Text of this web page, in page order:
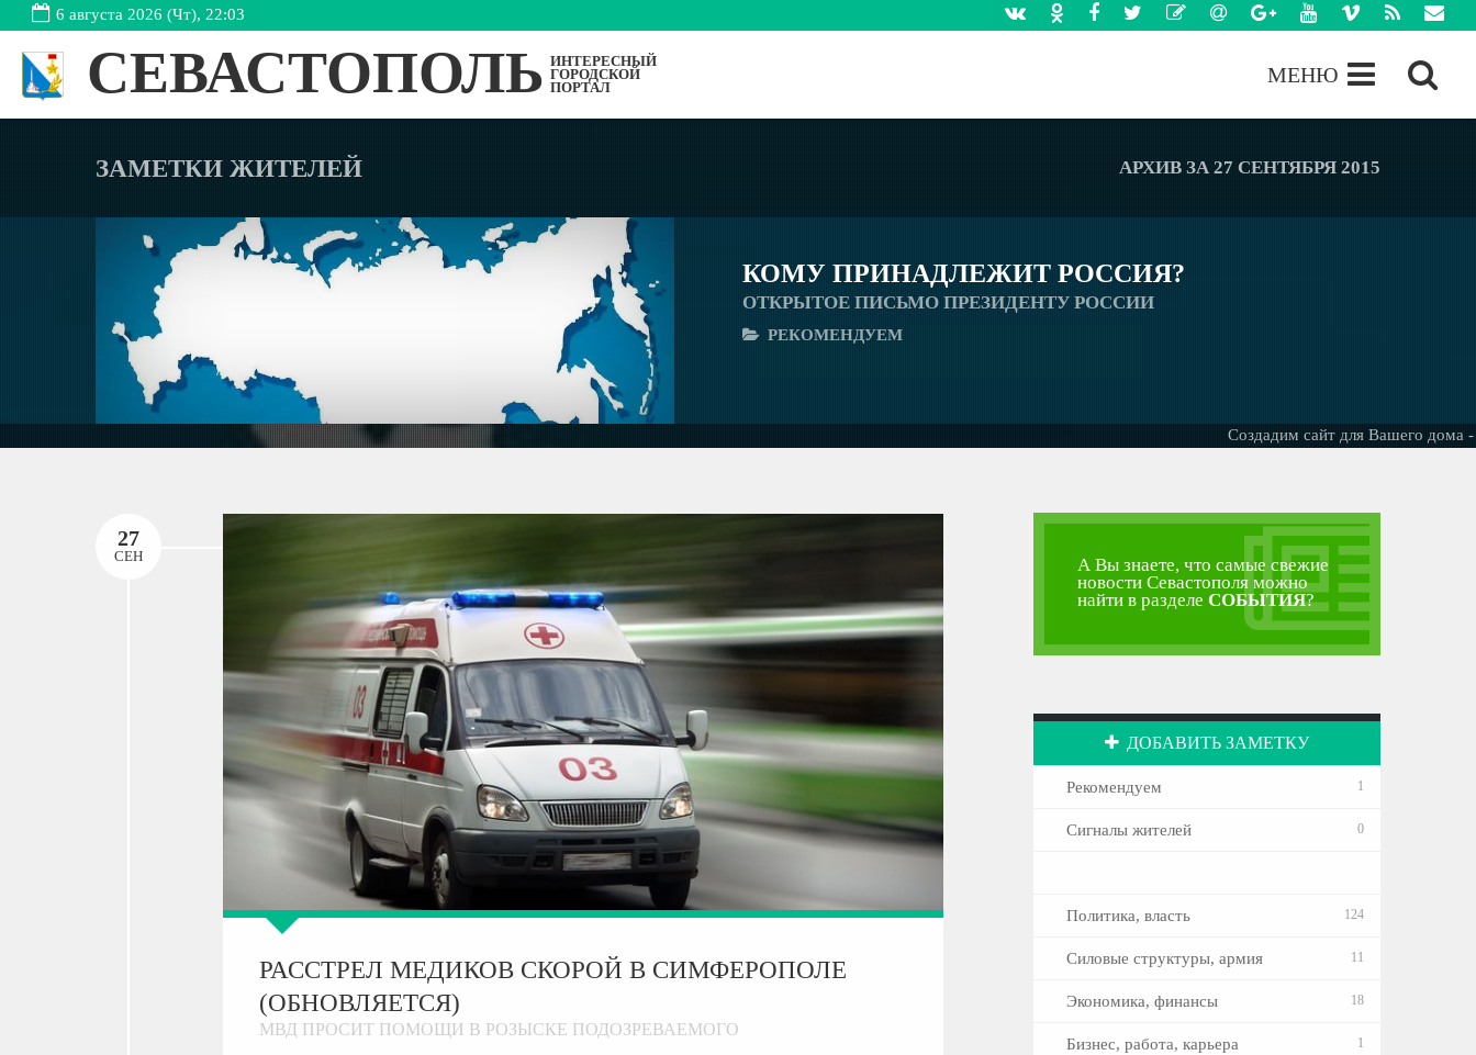
6 августа 2026 (Чт), 22:03
СЕВАСТОПОЛЬ ИНТЕРЕСНЫЙ
ГОРОДСКОЙ
ПОРТАЛ
МЕНЮ
ЗАМЕТКИ ЖИТЕЛЕЙ АРХИВ ЗА 27 СЕНТЯБРЯ 2015
КОМУ ПРИНАДЛЕЖИТ РОССИЯ?
ОТКРЫТОЕ ПИСЬМО ПРЕЗИДЕНТУ РОССИИ
РЕКОМЕНДУЕМ
Создадим сайт для Вашего дома -
27
СЕН
РАССТРЕЛ МЕДИКОВ СКОРОЙ В СИМФЕРОПОЛЕ
(ОБНОВЛЯЕТСЯ)
МВД ПРОСИТ ПОМОЩИ В РОЗЫСКЕ ПОДОЗРЕВАЕМОГО
А Вы знаете, что самые свежие
новости Севастополя можно
найти в разделеСОБЫТИЯ?
ДОБАВИТЬ ЗАМЕТКУ
Рекомендуем 1
Сигналы жителей 0
Политика, власть 124
Силовые структуры, армия 11
Экономика, финансы 18
Бизнес, работа, карьера 1